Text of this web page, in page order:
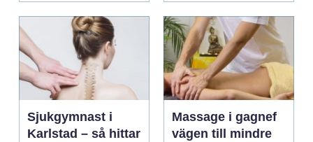
Sjukgymnast i
Karlstad – så hittar
Massage i gagnef
vägen till mindre